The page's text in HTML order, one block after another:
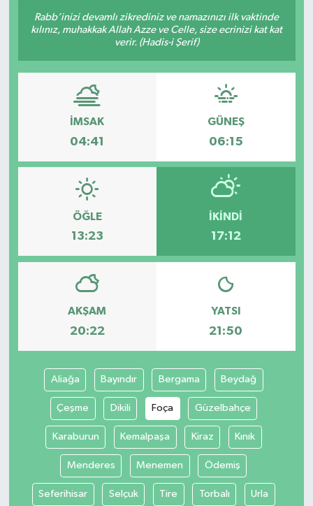
Rabb’inizi devamlı zikrediniz ve namazınızı ilk vaktinde
kılınız, muhakkak Allah Azze ve Celle, size ecrinizi kat kat
verir. (Hadis-i Şerif)
İMSAK
04:41
GÜNEŞ
06:15
ÖĞLE
13:23
İKINDI
17:12
AKŞAM
20:22
YATSI
21:50
Aliağa Bayındır Bergama Beydağ
Çeşme Dikili Foça Güzelbahçe
Karaburun Kemalpaşa Kiraz Kınık
Menderes Menemen Ödemiş
Seferihisar Selçuk Tire Torbalı Urla